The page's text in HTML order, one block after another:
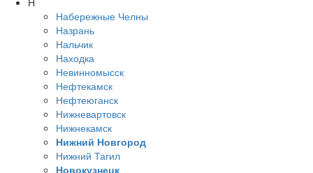
Набережные Челны
Назрань
Нальчик
Находка
Невинномысск
Нефтекамск
Нефтеюганск
Нижневартовск
Нижнекамск
Нижний Новгород
Нижний Тагил
Новокузнецк